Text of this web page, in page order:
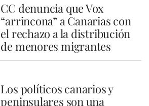
CC denuncia que Vox
“arrincona” a Canarias con
el rechazo a la distribución
de menores migrantes
Los políticos canarios y
peninsulares son una